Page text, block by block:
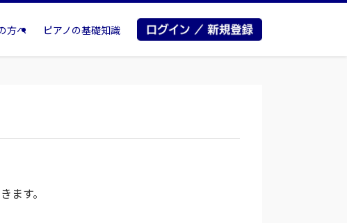
方へ ピアノの基礎知識
ます。